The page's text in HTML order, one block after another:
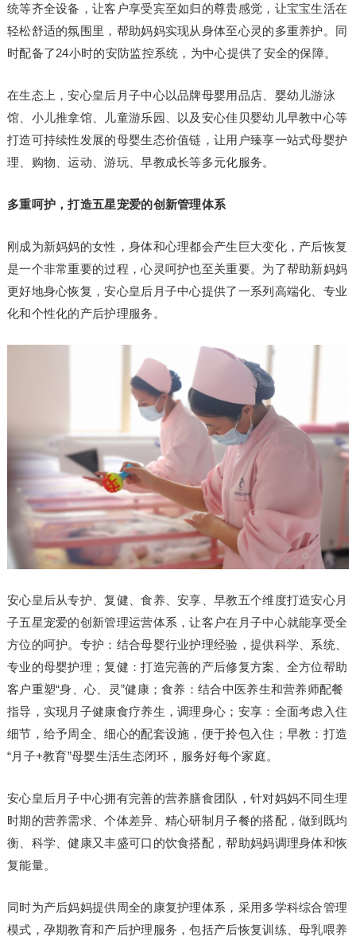
统等齐全设备，让客户享受宾至如归的尊贵感觉，让宝宝生活在
轻松舒适的氛围里，帮助妈妈实现从身体至心灵的多重养护。同
时配备了24小时的安防监控系统，为中心提供了安全的保障。
在生态上，安心皇后月子中心以品牌母婴用品店、婴幼儿游泳
馆、小儿推拿馆、儿童游乐园、以及安心佳贝婴幼儿早教中心等
打造可持续性发展的母婴生态价值链，让用户臻享一站式母婴护
理、购物、运动、游玩、早教成长等多元化服务。
多重呵护，打造五星宠爱的创新管理体系
刚成为新妈妈的女性，身体和心理都会产生巨大变化，产后恢复
是一个非常重要的过程，心灵呵护也至关重要。为了帮助新妈妈
更好地身心恢复，安心皇后月子中心提供了一系列高端化、专业
化和个性化的产后护理服务。
安心皇后从专护、复健、食养、安享、早教五个维度打造安心月
子五星宠爱的创新管理运营体系，让客户在月子中心就能享受全
方位的呵护。专护：结合母婴行业护理经验，提供科学、系统、
专业的母婴护理；复健：打造完善的产后修复方案、全方位帮助
客户重塑“身、心、灵”健康；食养：结合中医养生和营养师配餐
指导，实现月子健康食疗养生，调理身心；安享：全面考虑入住
细节，给予周全、细心的配套设施，便于拎包入住；早教：打造
“月子+教育”母婴生活生态闭环，服务好每个家庭。
安心皇后月子中心拥有完善的营养膳食团队，针对妈妈不同生理
时期的营养需求、个体差异、精心研制月子餐的搭配，做到既均
衡、科学、健康又丰盛可口的饮食搭配，帮助妈妈调理身体和恢
复能量。
同时为产后妈妈提供周全的康复护理体系，采用多学科综合管理
模式，孕期教育和产后护理服务，包括产后恢复训练、母乳喂养